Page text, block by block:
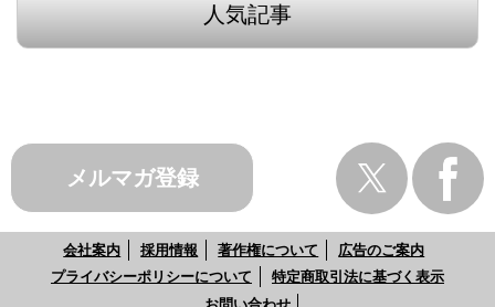
人気記事
メルマガ登録
会社案内 採用情報 著作権について
広告のご案内
プライバシーポリシーについて
特定商取引法に基づく表示